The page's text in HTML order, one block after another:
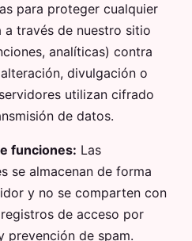
para proteger cualquier
través de nuestro sitio
analíticas) contra
divulgación o
utilizan cifrado
de datos.
funciones: Las
se almacenan de forma
y no se comparten con
de acceso por
prevención de spam.